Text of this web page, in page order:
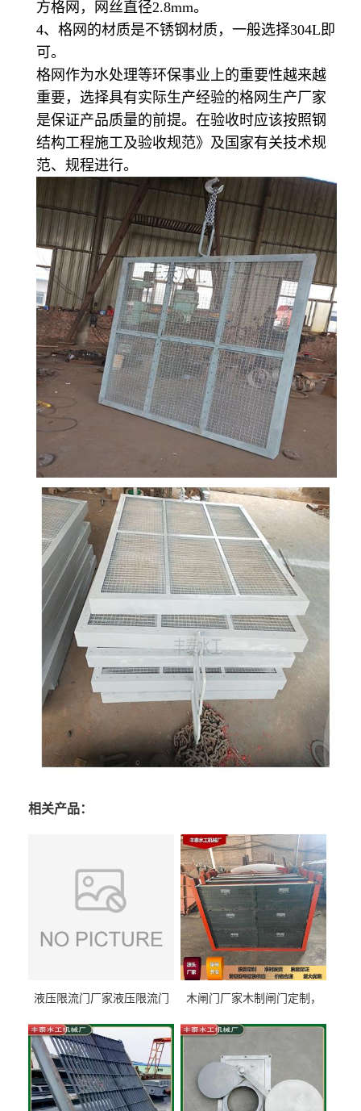
方格网，网丝直径2.8mm。
4、格网的材质是不锈钢材质，一般选择304L即
可。
格网作为水处理等环保事业上的重要性越来越
重要，选择具有实际生产经验的格网生产厂家
是保证产品质量的前提。在验收时应该按照钢
结构工程施工及验收规范》及国家有关技术规
范、规程进行。
相关产品：
液压限流门厂家液压限流门
泰制造
木闸门厂家木制闸门定制，
型号齐全